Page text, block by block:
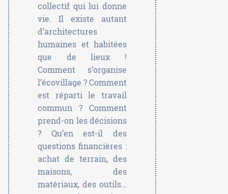
collectif qui lui donne
vie. Il existe autant
d’architectures
humaines et habitées
que de lieux !
Comment s’organise
l’écovillage ? Comment
est réparti le travail
commun ? Comment
prend-on les décisions
? Qu’en est-il des
questions financières :
achat de terrain, des
maisons, des
matériaux, des outils…